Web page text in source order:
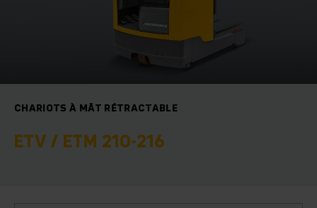
CHARIOTS À MÂT RÉTRACTABLE
ETV / ETM 210-216